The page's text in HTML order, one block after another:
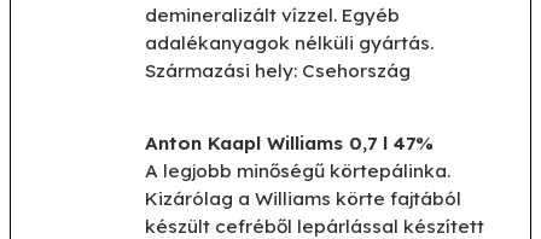
demineralizált vízzel. Egyéb
adalékanyagok nélküli gyártás.
Származási hely: Csehország
Anton Kaapl Williams 0,7 l 47%
A legjobb minőségű körtepálinka.
Kizárólag a Williams körte fajtából
készült cefréből lepárlással készített